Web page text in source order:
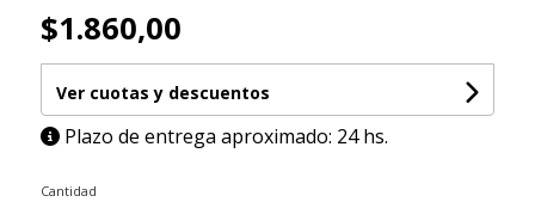
$1.860,00
Ver cuotas y descuentos
Plazo de entrega aproximado: 24 hs.
Cantidad